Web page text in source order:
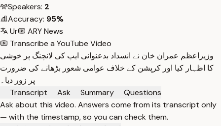
Speakers: 2
Accuracy: 95%
Ur
ARY News
Transcribe a YouTube Video
وزیراعظم عمران خان نے انسداد بدعنوانی ایپ کی لانچنگ پر خوشی
کا اظہار کیا اور کرپشن کے خلاف عوامی شعور بڑھانے کی ضرورت
پر زور دیا۔
Transcript
Ask Summary
Questions
Ask about this video. Answers come from its transcript only
— with the timestamp, so you can check them.